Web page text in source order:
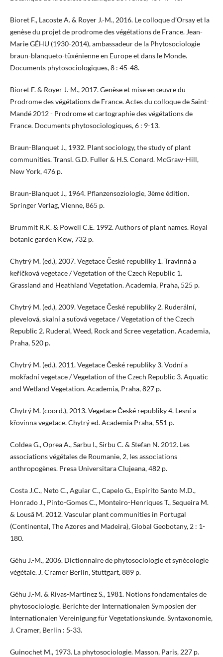
Bioret F., Lacoste A. & Royer J.-M., 2016. Le colloque d’Orsay et la
genèse du projet de prodrome des végétations de France. Jean-
Marie GÉHU (1930-2014), ambassadeur de la Phytosociologie
braun-blanqueto-tüxénienne en Europe et dans le Monde.
Documents phytosociologiques, 8 : 45-48.
Bioret F. & Royer J.-M., 2017. Genèse et mise en œuvre du
Prodrome des végétations de France. Actes du colloque de Saint-
Mandé 2012 - Prodrome et cartographie des végétations de
France. Documents phytosociologiques, 6 : 9-13.
Braun-Blanquet J., 1932. Plant sociology, the study of plant
communities. Transl. G.D. Fuller & H.S. Conard. McGraw-Hill,
New York, 476 p.
Braun-Blanquet J., 1964. Pflanzensoziologie, 3ème édition.
Springer Verlag, Vienne, 865 p.
Brummit R.K. & Powell C.E. 1992. Authors of plant names. Royal
botanic garden Kew, 732 p.
Chytrý M. (ed.), 2007. Vegetace České republiky 1. Travinná a
keříčková vegetace / Vegetation of the Czech Republic 1.
Grassland and Heathland Vegetation. Academia, Praha, 525 p.
Chytrý M. (ed.), 2009. Vegetace České republiky 2. Ruderální,
plevelová, skalní a suťová vegetace / Vegetation of the Czech
Republic 2. Ruderal, Weed, Rock and Scree vegetation. Academia,
Praha, 520 p.
Chytrý M. (ed.), 2011. Vegetace České republiky 3. Vodní a
mokřadní vegetace / Vegetation of the Czech Republic 3. Aquatic
and Wetland Vegetation. Academia, Praha, 827 p.
Chytrý M. (coord.), 2013. Vegetace České republiky 4. Lesní a
křovinna vegetace. Chytrý ed. Academia Praha, 551 p.
Coldea G., Oprea A., Sarbu I., Sirbu C. & Stefan N. 2012. Les
associations végétales de Roumanie, 2, les associations
anthropogènes. Presa Universitara Clujeana, 482 p.
Costa J.C., Neto C., Aguiar C., Capelo G., Espírito Santo M.D.,
Honrado J., Pinto-Gomes C., Monteiro-Henriques T., Sequeira M.
& Lousã M. 2012. Vascular plant communities in Portugal
(Continental, The Azores and Madeira), Global Geobotany, 2 : 1-
180.
Géhu J.-M., 2006. Dictionnaire de phytosociologie et synécologie
végétale. J. Cramer Berlin, Stuttgart, 889 p.
Géhu J.-M. & Rivas-Martinez S., 1981. Notions fondamentales de
phytosociologie. Berichte der Internationalen Symposien der
Internationalen Vereinigung für Vegetationskunde. Syntaxonomie,
J. Cramer, Berlin : 5-33.
Guinochet M., 1973. La phytosociologie. Masson, Paris, 227 p.